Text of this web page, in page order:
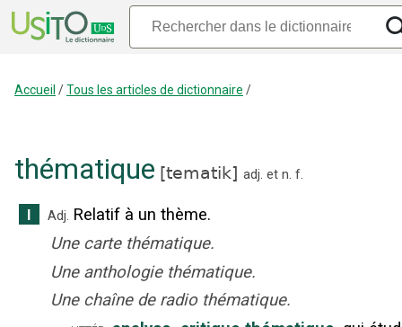
Accueil /Tous les articles de dictionnaire /
thématique [tematik] adj. et n. f.
I Adj. Relatif à un thème.
Une carte thématique.
Une anthologie thématique.
Une chaîne de radio thématique.